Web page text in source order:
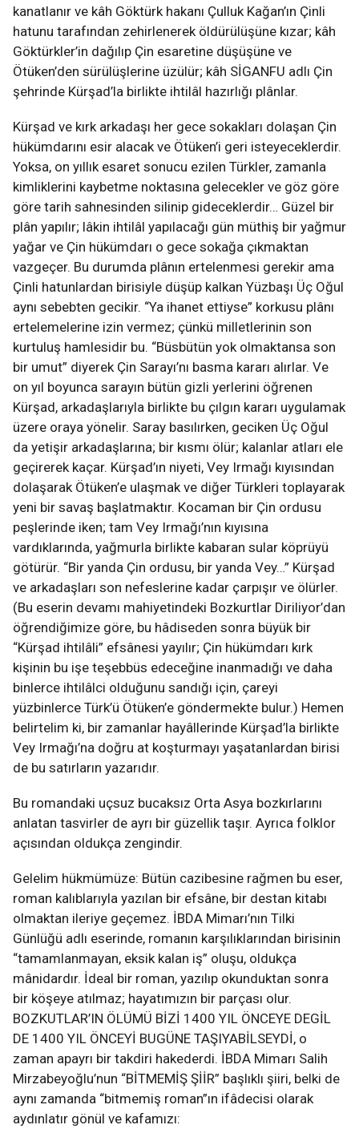
kanatlanır ve kâh Göktürk hakanı Çulluk Kağan’ın Çinli
hatunu tarafından zehirlenerek öldürülüşüne kızar; kâh
Göktürkler’in dağılıp Çin esaretine düşüşüne ve
Ötüken’den sürülüşlerine üzülür; kâh SİGANFU adlı Çin
şehrinde Kürşad’la birlikte ihtilâl hazırlığı plânlar.
Kürşad ve kırk arkadaşı her gece sokakları dolaşan Çin
hükümdarını esir alacak ve Ötüken’i geri isteyeceklerdir.
Yoksa, on yıllık esaret sonucu ezilen Türkler, zamanla
kimliklerini kaybetme noktasına gelecekler ve göz göre
göre tarih sahnesinden silinip gideceklerdir… Güzel bir
plân yapılır; lâkin ihtilâl yapılacağı gün müthiş bir yağmur
yağar ve Çin hükümdarı o gece sokağa çıkmaktan
vazgeçer. Bu durumda plânın ertelenmesi gerekir ama
Çinli hatunlardan birisiyle düşüp kalkan Yüzbaşı Üç Oğul
aynı sebebten gecikir. “Ya ihanet ettiyse” korkusu plânı
ertelemelerine izin vermez; çünkü milletlerinin son
kurtuluş hamlesidir bu. “Büsbütün yok olmaktansa son
bir umut” diyerek Çin Sarayı’nı basma kararı alırlar. Ve
on yıl boyunca sarayın bütün gizli yerlerini öğrenen
Kürşad, arkadaşlarıyla birlikte bu çılgın kararı uygulamak
üzere oraya yönelir. Saray basılırken, geciken Üç Oğul
da yetişir arkadaşlarına; bir kısmı ölür; kalanlar atları ele
geçirerek kaçar. Kürşad’ın niyeti, Vey Irmağı kıyısından
dolaşarak Ötüken’e ulaşmak ve diğer Türkleri toplayarak
yeni bir savaş başlatmaktır. Kocaman bir Çin ordusu
peşlerinde iken; tam Vey Irmağı’nın kıyısına
vardıklarında, yağmurla birlikte kabaran sular köprüyü
götürür. “Bir yanda Çin ordusu, bir yanda Vey…” Kürşad
ve arkadaşları son nefeslerine kadar çarpışır ve ölürler.
(Bu eserin devamı mahiyetindeki Bozkurtlar Diriliyor’dan
öğrendiğimize göre, bu hâdiseden sonra büyük bir
“Kürşad ihtilâli” efsânesi yayılır; Çin hükümdarı kırk
kişinin bu işe teşebbüs edeceğine inanmadığı ve daha
binlerce ihtilâlci olduğunu sandığı için, çareyi
yüzbinlerce Türk’ü Ötüken’e göndermekte bulur.) Hemen
belirtelim ki, bir zamanlar hayâllerinde Kürşad’la birlikte
Vey Irmağı’na doğru at koşturmayı yaşatanlardan birisi
de bu satırların yazarıdır.
Bu romandaki uçsuz bucaksız Orta Asya bozkırlarını
anlatan tasvirler de ayrı bir güzellik taşır. Ayrıca folklor
açısından oldukça zengindir.
Gelelim hükmümüze: Bütün cazibesine rağmen bu eser,
roman kalıblarıyla yazılan bir efsâne, bir destan kitabı
olmaktan ileriye geçemez. İBDA Mimarı’nın Tilki
Günlüğü adlı eserinde, romanın karşılıklarından birisinin
“tamamlanmayan, eksik kalan iş” oluşu, oldukça
mânidardır. İdeal bir roman, yazılıp okunduktan sonra
bir köşeye atılmaz; hayatımızın bir parçası olur.
BOZKUTLAR’IN ÖLÜMÜ BİZİ 1400 YIL ÖNCEYE DEGİL
DE 1400 YIL ÖNCEYİ BUGÜNE TAŞIYABİLSEYDİ, o
zaman apayrı bir takdiri hakederdi. İBDA Mimarı Salih
Mirzabeyoğlu’nun “BİTMEMİŞ ŞİİR” başlıklı şiiri, belki de
aynı zamanda “bitmemiş roman”ın ifâdecisi olarak
aydınlatır gönül ve kafamızı: